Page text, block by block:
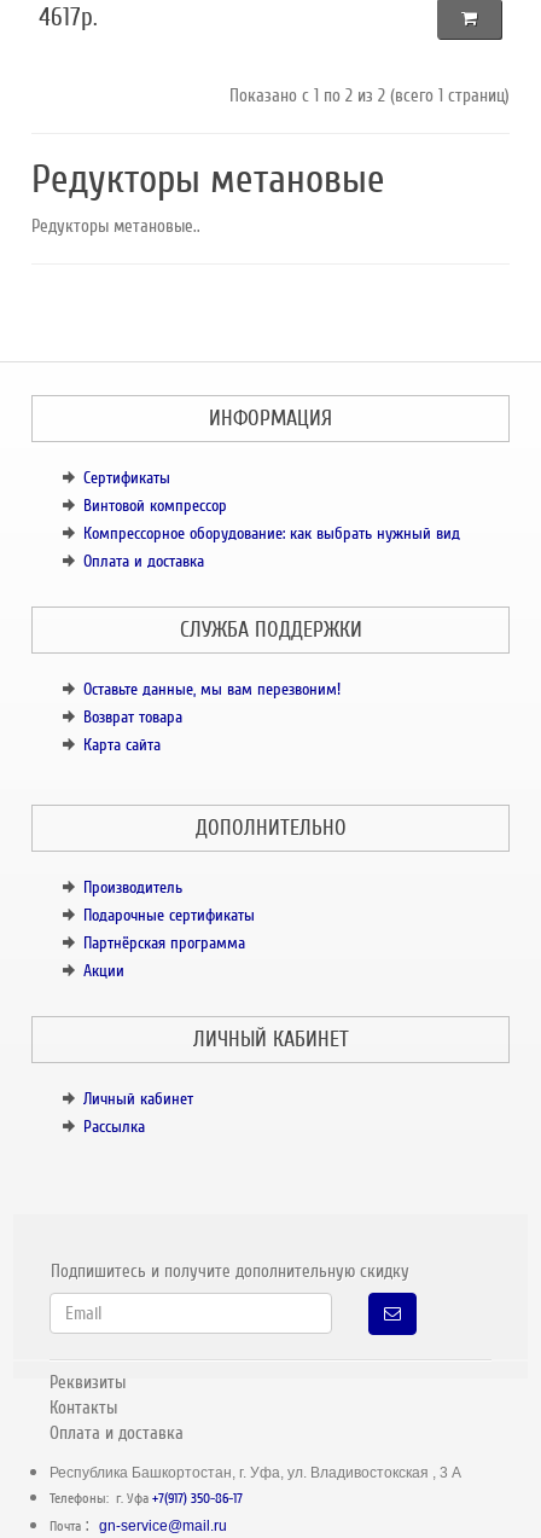
4617р.
Показано с 1 по 2 из 2 (всего 1 страниц)
Редукторы метановые
Редукторы метановые..
ИНФОРМАЦИЯ
Сертификаты
Винтовой компрессор
Компрессорное оборудование: как выбрать нужный вид
Оплата и доставка
СЛУЖБА ПОДДЕРЖКИ
Оставьте данные, мы вам перезвоним!
Возврат товара
Карта сайта
ДОПОЛНИТЕЛЬНО
Производитель
Подарочные сертификаты
Партнёрская программа
Акции
ЛИЧНЫЙ КАБИНЕТ
Личный кабинет
Рассылка
Подпишитесь и получите дополнительную скидку
Реквизиты
Контакты
Оплата и доставка
Республика Башкортостан, г. Уфа, ул. Владивостокская , 3 А
Телефоны: г. Уфа+7(917) 350-86-17
Почта :gn-service@mail.ru